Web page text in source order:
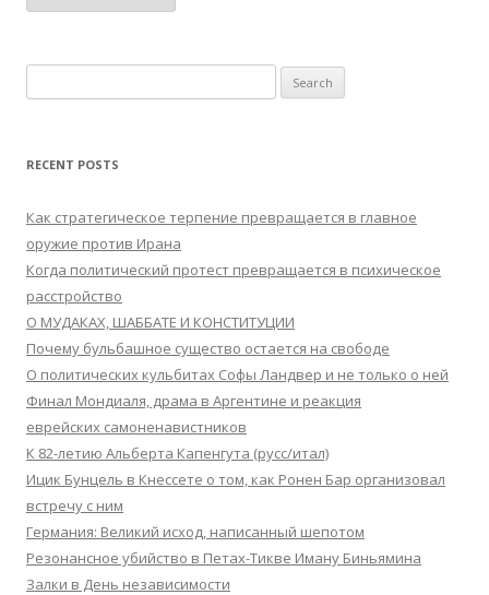
for:
RECENT POSTS
Как стратегическое терпение превращается в главное
оружие против Ирана
Когда политический протест превращается в психическое
расстройство
О МУДАКАХ, ШАББАТЕ И КОНСТИТУЦИИ
Почему бульбашное существо остается на свободе
О политических кульбитах Софы Ландвер и не только о ней
Финал Мондиаля, драма в Аргентине и реакция
еврейских самоненавистников
К 82-летию Альберта Капенгута (русс/итал)
Ицик Бунцель в Кнессете о том, как Ронен Бар организовал
встречу с ним
Германия: Великий исход, написанный шепотом
Резонансное убийство в Петах-Тикве Иману Биньямина
Залки в День независимости